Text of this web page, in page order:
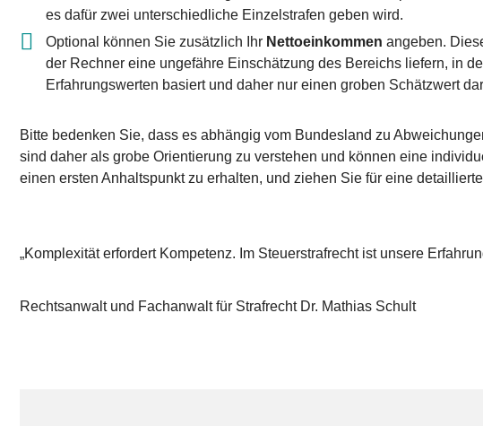
es dafür zwei unterschiedliche Einzelstrafen geben wird.
Optional können Sie zusätzlich Ihr Nettoeinkommen angeben.
der Rechner eine ungefähre Einschätzung des Bereichs liefern, in
Erfahrungswerten basiert und daher nur einen groben Schätzwert
Bitte bedenken Sie, dass es abhängig vom Bundesland zu
sind daher als grobe Orientierung zu verstehen und können eine
einen ersten Anhaltspunkt zu erhalten, und ziehen Sie für eine
„Komplexität erfordert Kompetenz. Im Steuerstrafrecht ist unsere
Rechtsanwalt und Fachanwalt für Strafrecht Dr. Mathias Schult